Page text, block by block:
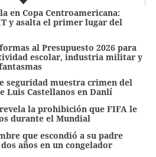
en Copa Centroamericana:
y asalta el primer lugar del
al Presupuesto 2026 para
escolar, industria militar y
seguridad muestra crimen del
Luis Castellanos en Danlí
la prohibición que FIFA le
durante el Mundial
que escondió a su padre
años en un congelador